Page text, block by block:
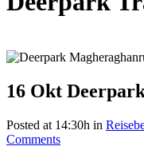
16 Okt
Posted at 14:30h in
Comments